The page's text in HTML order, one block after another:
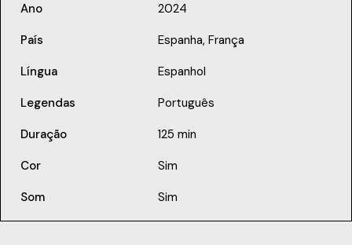
Ano
2024
País
Espanha, França
Língua
Espanhol
Legendas
Português
Duração
125 min
Cor
Sim
Som
Sim